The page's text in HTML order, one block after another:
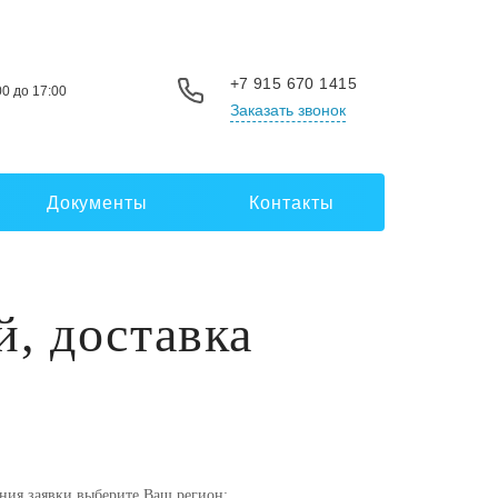
до 17:00
+7 915 670 1415
Заказать звонок
Документы Контакты
доставка